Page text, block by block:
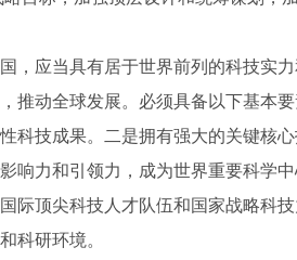
应当具有居于世界前列的科技实力
推动全球发展。必须具备以下基本
科技成果。二是拥有强大的关键核
响力和引领力，成为世界重要科学
际顶尖科技人才队伍和国家战略科
科研环境。